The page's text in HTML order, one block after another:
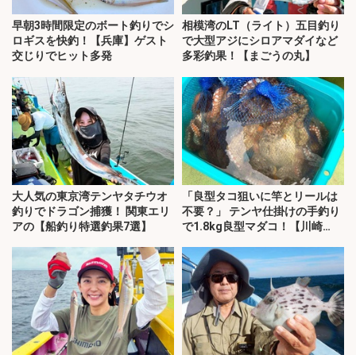
早朝3時間限定のボート釣りでシ
ロギスを快釣！【兵庫】ゲスト
交じりでヒット多発
相模湾のLT（ライト）五目釣り
で大型アジにシロアマダイなど
多彩釣果！【まごうの丸】
大人気の東京湾テンヤタチウオ
釣りでドラゴン捕獲！ 関東エリ
アの【船釣り特選釣果7選】
「良型タコ狙いに竿とリールは
不要？」 テンヤ仕掛けの手釣り
で1.8kg良型マダコ！【川崎